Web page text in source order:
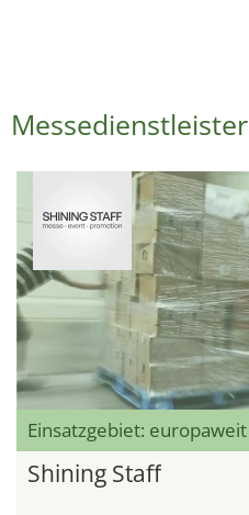
Messedienstleister
Einsatzgebiet: europaweit
Shining Staff